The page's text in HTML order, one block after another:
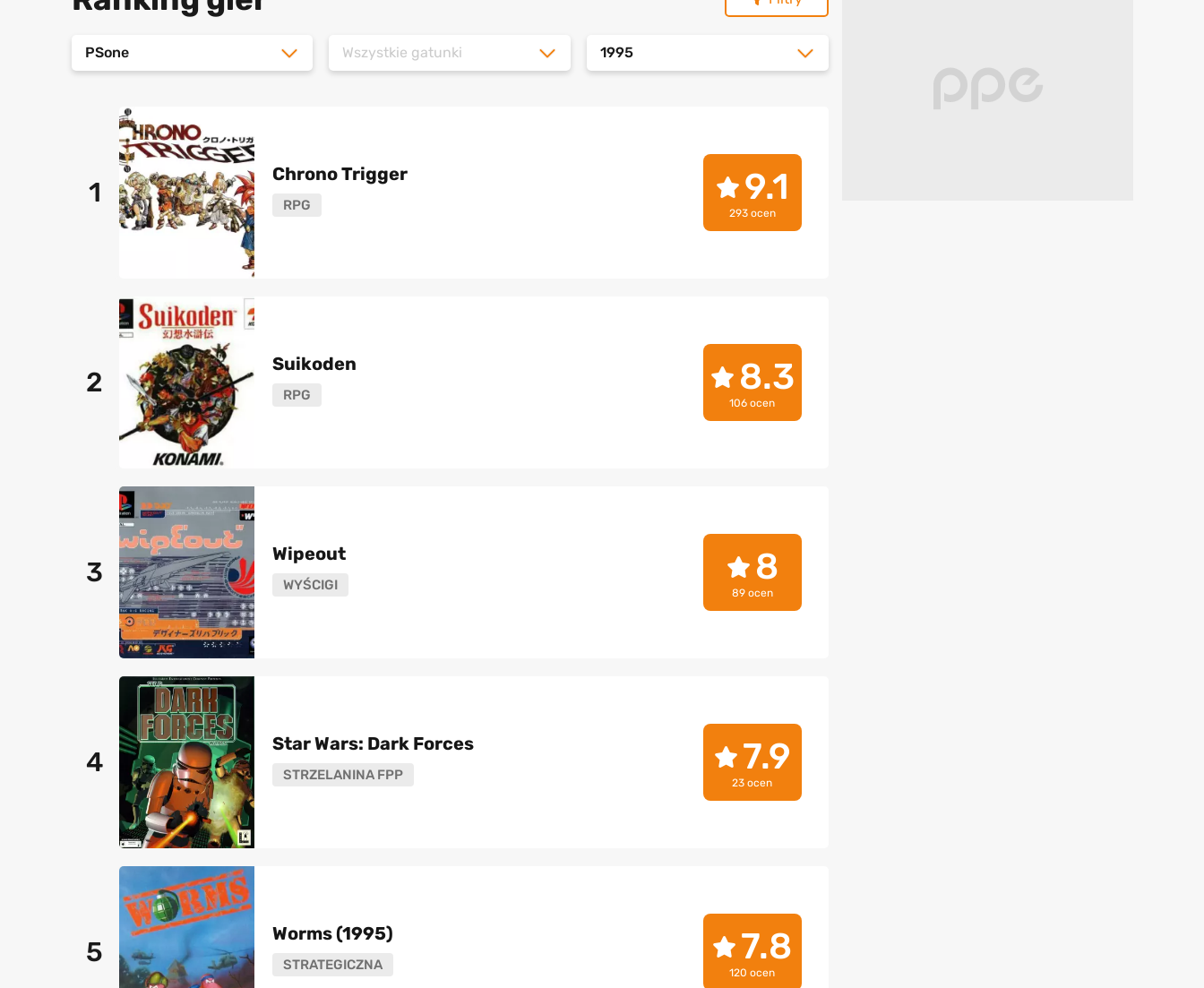
PSone Wszystkie gatunki 1995
1
Chrono Trigger
RPG 9.1
293 ocen
2
Suikoden
RPG 8.3
106 ocen
3
Wipeout
WYŚCIGI 8
89 ocen
4
Star Wars: Dark Forces
STRZELANINA FPP 7.9
23 ocen
5
Worms (1995)
STRATEGICZNA 7.8
120 ocen